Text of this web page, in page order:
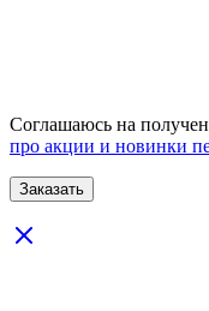
Соглашаюсь на
про акции и новинки